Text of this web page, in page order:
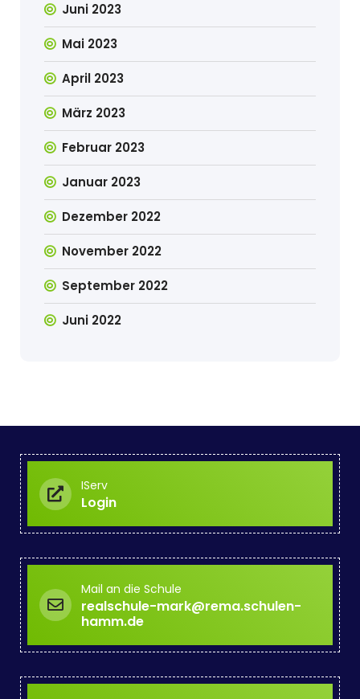
Juni 2023
Mai 2023
April 2023
März 2023
Februar 2023
Januar 2023
Dezember 2022
November 2022
September 2022
Juni 2022
IServ
Login
Mail an die Schule
realschule-mark@rema.schulen-
hamm.de